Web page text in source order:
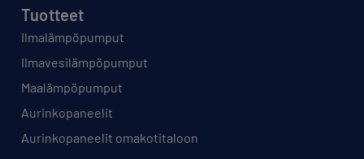
Tuotteet
Ilmalämpöpumput
Ilmavesilämpöpumput
Maalämpöpumput
Aurinkopaneelit
Aurinkopaneelit omakotitaloon